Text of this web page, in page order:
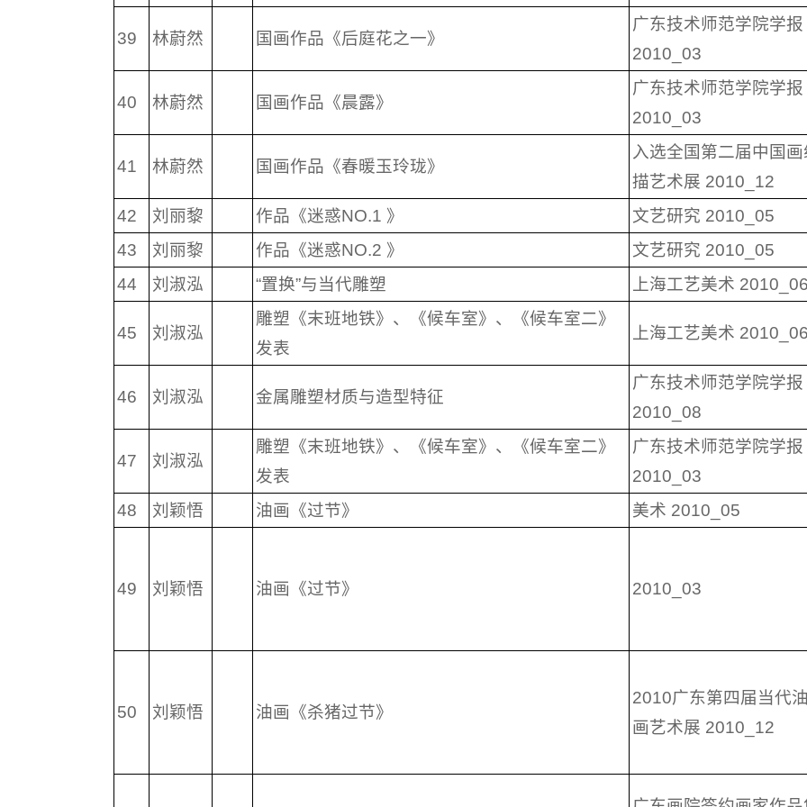
39 林蔚然 国画作品《后庭花之一》
广东技术师范学院学报
2010_03
40 林蔚然 国画作品《晨露》
广东技术师范学院学报
2010_03
41 林蔚然 国画作品《春暖玉玲珑》
入选全国第二届中国画
描艺术展 2010_12
42
刘丽黎 作品《迷惑NO.1 》
文艺研究 2010_05
43
刘丽黎 作品《迷惑NO.2 》
文艺研究 2010_05
44
刘淑泓 “置换”与当代雕塑 上海工艺美术 2010_06
45 刘淑泓
雕塑《末班地铁》、《候车室》、《候车室二》
发表
上海工艺美术 2010_06
46 刘淑泓 金属雕塑材质与造型特征
广东技术师范学院学报
2010_08
47 刘淑泓
雕塑《末班地铁》、《候车室》、《候车室二》
发表
广东技术师范学院学报
2010_03
48
刘颖悟 油画《过节》 美术 2010_05
49 刘颖悟 油画《过节》 2010_03
50 刘颖悟 油画《杀猪过节》
2010广东第四届当代油
画艺术展 2010_12